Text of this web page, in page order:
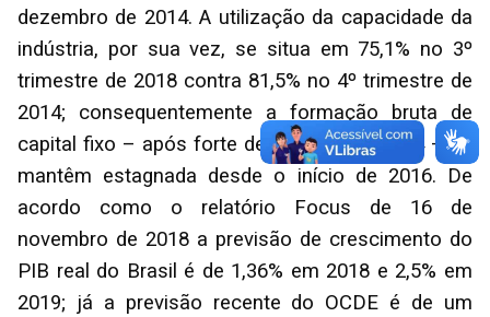
dezembro de 2014. A utilização da capacidade da
indústria, por sua vez, se situa em 75,1% no 3º
trimestre de 2018 contra 81,5% no 4º trimestre de
2014; consequentemente a formação bruta de
capital fixo – após forte declínio desde 2014 – se
mantêm estagnada desde o início de 2016. De
acordo como o relatório Focus de 16 de
novembro de 2018 a previsão de crescimento do
PIB real do Brasil é de 1,36% em 2018 e 2,5% em
2019; já a previsão recente do OCDE é de um